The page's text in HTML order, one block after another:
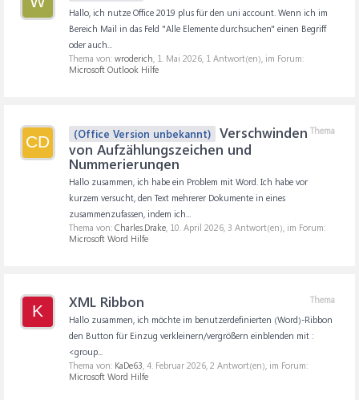
Hallo, ich nutze Office 2019 plus für den uni account. Wenn ich im
Bereich Mail in das Feld "Alle Elemente durchsuchen" einen Begriff
oder auch...
Thema von: wroderich, 1. Mai 2026, 1 Antwort(en), im Forum:
Microsoft Outlook Hilfe
CD
Thema
(Office Version unbekannt)
Verschwinden
von Aufzählungszeichen und
Nummerierungen
Hallo zusammen, ich habe ein Problem mit Word. Ich habe vor
kurzem versucht, den Text mehrerer Dokumente in eines
zusammenzufassen, indem ich...
Thema von: Charles.Drake, 10. April 2026, 3 Antwort(en), im Forum:
Microsoft Word Hilfe
K
Thema
XML Ribbon
Hallo zusammen, ich möchte im benutzerdefinierten (Word)-Ribbon
den Button für Einzug verkleinern/vergrößern einblenden mit :
<group...
Thema von: KaDe63, 4. Februar 2026, 2 Antwort(en), im Forum:
Microsoft Word Hilfe